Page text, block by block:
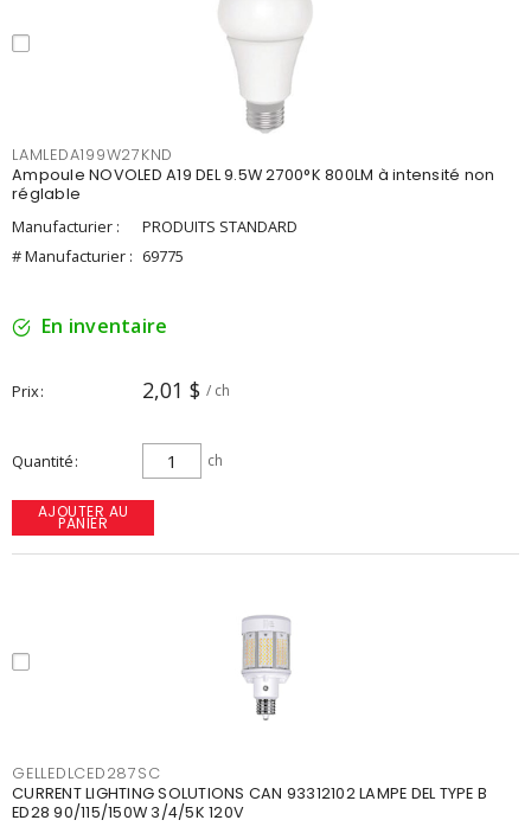
LAMLEDA199W27KND
Ampoule NOVOLED A19 DEL 9.5W 2700°K 800LM à intensité non
réglable
Manufacturier :
PRODUITS STANDARD
# Manufacturier : 69775
En inventaire
Prix 2,01 $ / ch
Quantité ch
AJOUTER AU
PANIER
GELLEDLCED287SC
CURRENT LIGHTING SOLUTIONS CAN 93312102 LAMPE DEL TYPE B
ED28 90/115/150W 3/4/5K 120V